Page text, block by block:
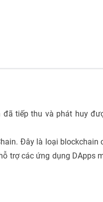
đã tiếp thu và phát huy
Đây là loại blockchain
trợ các ứng dụng DApps